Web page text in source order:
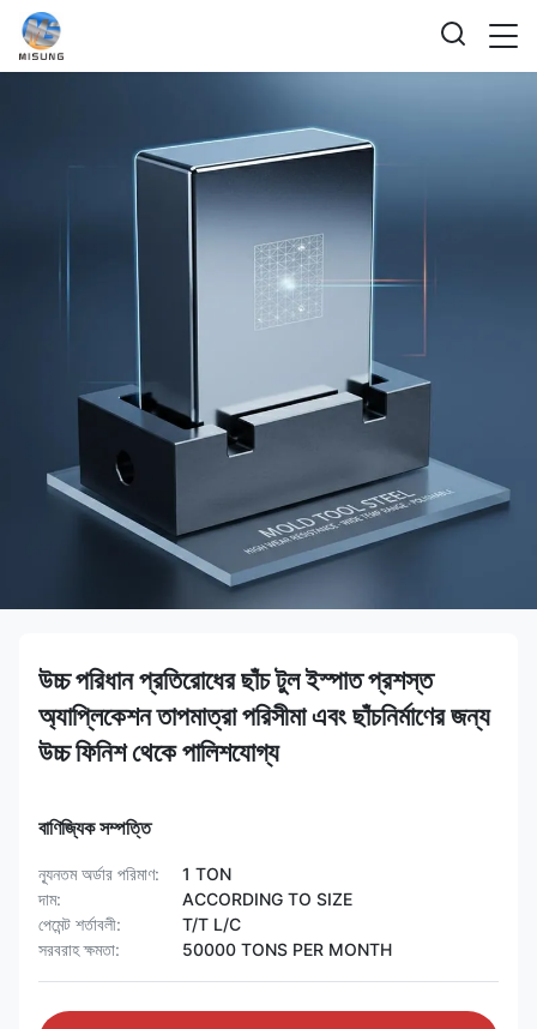
উচ্চ পরিধান প্রতিরোধের ছাঁচ টুল ইস্পাত প্রশস্ত
অ্যাপ্লিকেশন তাপমাত্রা পরিসীমা এবং ছাঁচনির্মাণের জন্য
উচ্চ ফিনিশ থেকে পালিশযোগ্য
বাণিজ্যিক সম্পত্তি
ন্যূনতম অর্ডার পরিমাণ:
1 TON
দাম:
ACCORDING TO SIZE
পেমেন্ট শর্তাবলী:
T/T L/C
সরবরাহ ক্ষমতা:
50000 TONS PER MONTH